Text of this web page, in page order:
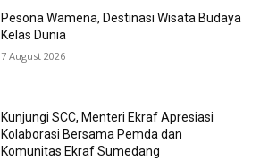
Pesona Wamena, Destinasi Wisata Budaya
Kelas Dunia
7 August 2026
Kunjungi SCC, Menteri Ekraf Apresiasi
Kolaborasi Bersama Pemda dan
Komunitas Ekraf Sumedang